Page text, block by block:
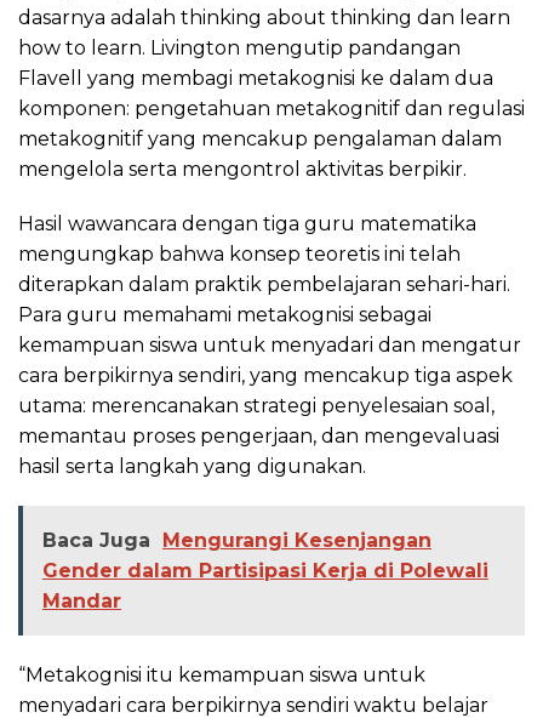
dasarnya adalah thinking about thinking dan learn
how to learn. Livington mengutip pandangan
Flavell yang membagi metakognisi ke dalam dua
komponen: pengetahuan metakognitif dan regulasi
metakognitif yang mencakup pengalaman dalam
mengelola serta mengontrol aktivitas berpikir.
Hasil wawancara dengan tiga guru matematika
mengungkap bahwa konsep teoretis ini telah
diterapkan dalam praktik pembelajaran sehari-hari.
Para guru memahami metakognisi sebagai
kemampuan siswa untuk menyadari dan mengatur
cara berpikirnya sendiri, yang mencakup tiga aspek
utama: merencanakan strategi penyelesaian soal,
memantau proses pengerjaan, dan mengevaluasi
hasil serta langkah yang digunakan.
Baca Juga
Mengurangi Kesenjangan
Gender dalam Partisipasi Kerja di Polewali
Mandar
“Metakognisi itu kemampuan siswa untuk
menyadari cara berpikirnya sendiri waktu belajar